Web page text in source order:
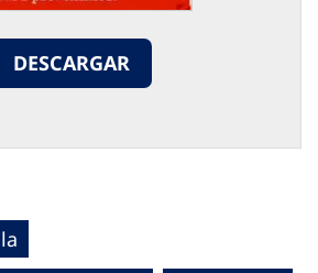
DESCARGAR